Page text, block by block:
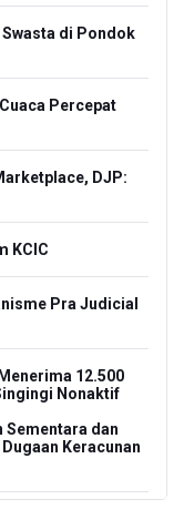
di Pondok
Percepat
DJP:
KCIC
Pra Judicial
12.500
Nonaktif
Sementara dan
Keracunan